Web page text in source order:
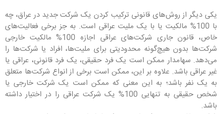
یکی دیگر از روش‌های قانونی ترکیب کردن یک شرکت جدید در عراق، چه
با 100% مالکیت یا با یک ملیت عراقی است. به جز برخی فعالیت‌های
خاص، قانون جاری شرکت‌های عراقی اجازه 100% مالکیت خارجی
شرکت‌ها بدون هیچ‌گونه محدودیتی برای ملیت‌ها، افراد یا شرکت‌ها را
می‌دهد. سهامدار ممکن است یک فرد حقیقی، یک فرد قانونی، عراقی یا
غیر عراقی باشد. علاوه بر این، ممکن است برخی از انواع شرکت‌ها متعلق
به یک نفر باشد؛ به این معنی که ممکن است یک شرکت خارجی یا
شخص حقیقی به تنهایی 100% یک شرکت عراقی را در اختیار داشته
باشد.